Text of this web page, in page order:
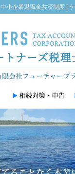
中小企業退職金共済制度 |